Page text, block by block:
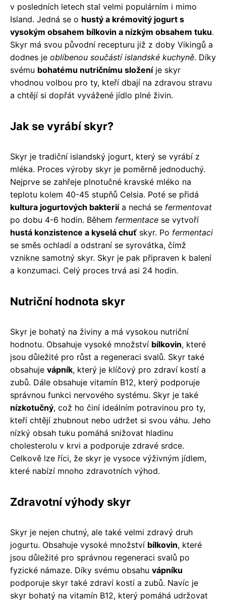
v posledních letech stal velmi populárním i mimo
Island. Jedná se o hustý a krémovitý jogurt s
vysokým obsahem bílkovin a nízkým obsahem tuku.
Skyr má svou původní recepturu již z doby Vikingů a
dodnes je oblíbenou součástí islandské kuchyně. Díky
svému bohatému nutričnímu složeníje skyr
vhodnou volbou pro ty, kteří dbají na zdravou stravu
a chtějí si dopřát vyvážené jídlo plné živin.
Jak se vyrábí skyr?
Skyr je tradiční islandský jogurt, který se vyrábí z
mléka. Proces výroby skyr je poměrně jednoduchý.
Nejprve se zahřeje plnotučné kravské mléko na
teplotu kolem 40-45 stupňů Celsia. Poté se přidá
kultura jogurtových bakteriía nechá se fermentovat
po dobu 4-6 hodin. Během fermentace se vytvoří
hustá konzistence a kyselá chuť skyr. Po fermentaci
se směs ochladí a odstraní se syrovátka, čímž
vznikne samotný skyr. Skyr je pak připraven k balení
a konzumaci. Celý proces trvá asi 24 hodin.
Nutriční hodnota skyr
Skyr je bohatý na živiny a má vysokou nutriční
hodnotu. Obsahuje vysoké množství bílkovin, které
jsou důležité pro růst a regeneraci svalů. Skyr také
obsahuje vápník, který je klíčový pro zdraví kostí a
zubů. Dále obsahuje vitamín B12, který podporuje
správnou funkci nervového systému. Skyr je také
nízkotučný, což ho činí ideálním potravinou pro ty,
kteří chtějí zhubnout nebo udržet si svou váhu. Jeho
nízký obsah tuku pomáhá snižovat hladinu
cholesterolu v krvi a podporuje zdravé srdce.
Celkově lze říci, že skyr je vysoce výživným jídlem,
které nabízí mnoho zdravotních výhod.
Zdravotní výhody skyr
Skyr je nejen chutný, ale také velmi zdravý druh
jogurtu. Obsahuje vysoké množství bílkovin, které
jsou důležité pro správnou regeneraci svalů po
fyzické námaze. Díky svému obsahu vápníku
podporuje skyr také zdraví kostí a zubů. Navíc je
skyr bohatý na vitamín B12, který pomáhá udržovat